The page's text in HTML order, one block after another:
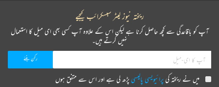
ریختہ نیوز لیٹر سبسکرائب کیجیے
آپ کو باقاعدگی سے کچھ حاصل کرنا ہے لیکن اس کے علاوہ آپ کسی بھی ای میل کا استعمال
نہیں کرتے ہیں۔
میں نے ریختہ کیپرائیویسی پالیسیپڑھ لی ہے اور اس سے متفق ہوں